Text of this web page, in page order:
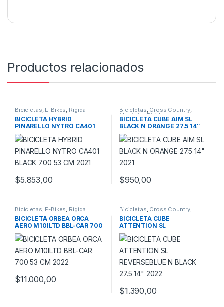
Productos relacionados
Bicicletas, E-Bikes, Rigida
BICICLETA HYBRID
PINARELLO NYTRO CA401
BLACK 700 53 CM 2021
$5.853,00
Bicicletas, Cross Country,
Montaña,Rigidas
BICICLETA CUBE AIM SL
BLACK N ORANGE 27.5 14″
2021
$950,00
Bicicletas, E-Bikes, Rigida
BICICLETA ORBEA ORCA
AERO M10ILTD BBL-CAR 700
53 CM 2022
$11.000,00
Bicicletas, Cross Country,
Montaña,Rigidas
BICICLETA CUBE
ATTENTION SL
REVERSEBLUE N BLACK 27.5
14″ 2022
$1.390,00
Este producto tiene múltiples